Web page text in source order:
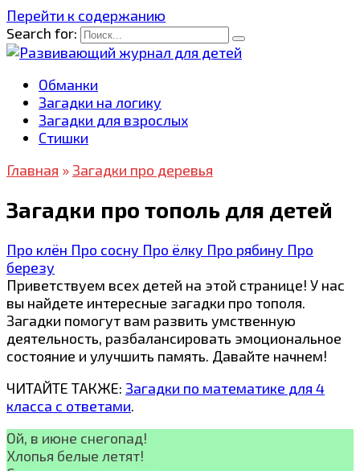
Перейти к содержанию
Search for:
Обманки
Загадки на логику
Загадки для взрослых
Стишки
Главная » Загадки про деревья
Загадки про тополь для детей
Про клён Про сосну Про ёлку Про рябину Про
березу
Приветствуем всех детей на этой странице! У нас
вы найдете интересные загадки про тополя.
Загадки помогут вам развить умственную
деятельность, разбалансировать эмоциональное
состояние и улучшить память. Давайте начнем!
ЧИТАЙТЕ ТАКЖЕ: Загадки по математике для 4
класса с ответами.
Ой, в июне снегопад!
Хлопья белые летят!